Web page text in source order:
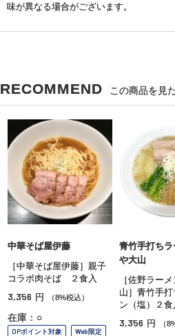
味が異なる場合がございます。
RECOMMEND この商品を見
中華そば屋伊藤
［中華そば屋伊藤］親子
コラボ肉そば ２食入
3,356 円 （8%税込）
在庫：○
OPポイント対象
Web限定
青竹手打ち
や大山
［佐野ラー
山］青竹手
ン（塩）２食
3,356 円 （